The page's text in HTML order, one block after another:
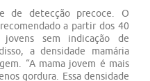
de detecção precoce. O
a partir dos 40
sem indicação de
a densidade mamária
“A mama jovem é mais
gordura. Essa densidade